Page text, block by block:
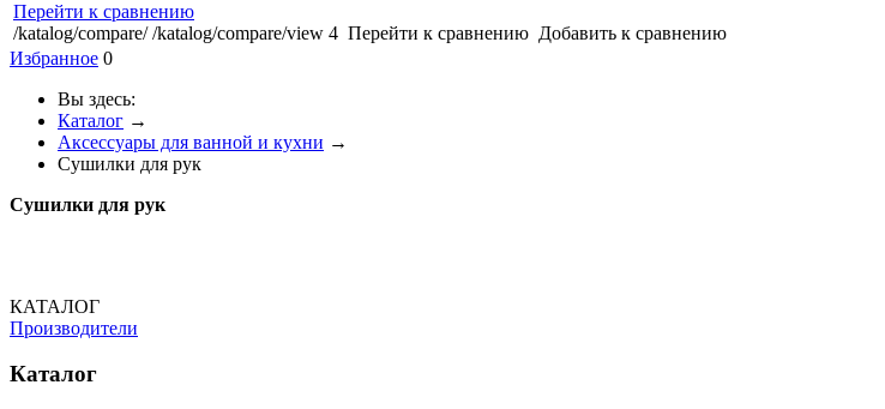
Перейти к сравнению
/katalog/compare/ /katalog/compare/view 4 Перейти к сравнению Добавить к сравнению
Избранное 0
Вы здесь:
Каталог →
Аксессуары для ванной и кухни →
Сушилки для рук
Сушилки для рук
КАТАЛОГ
Производители
Каталог